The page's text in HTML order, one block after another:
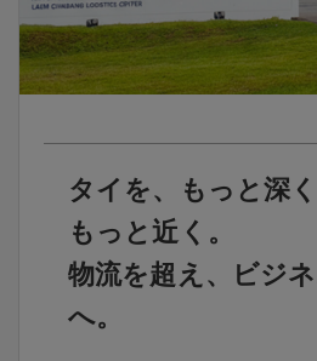
タイを、もっと深く
もっと近く。
物流を超え、ビジ
へ。